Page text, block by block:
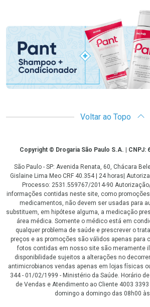
Promoção em Destaque
Voltar ao Topo
CopyrightCopyright © Drogaria São Paulo S.A. | CNPJ:
São Paulo - SP: Avenida Renata, 60, Chácara
Gislaine Lima Meo CRF 40.354 | 24 horas|
Processo: 2531.559767/2014-90
informações contidas neste site, como
medicamentos, não devem ser usadas para
substituem, em hipótese alguma, a medicação
área médica. Somente o médico está em
qualquer problema de saúde e prescrever o
preços e as promoções são válidos apenas para
fotos contidas em nosso site são meramente
disponibilidade sujeitos a alterações no
antimicrobianos vendas apenas em lojas físicas
344 - 01/02/1999 - Ministério da Saúde. Horário
de Vendas e Atendimento ao Cliente 4003
domingo a domingo das 08h00